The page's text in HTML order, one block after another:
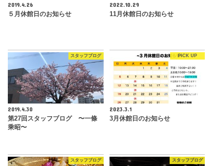
2019.4.26
５月休館日のお知らせ
2022.10.29
11月休館日のお知らせ
スタッフブログ
2019.4.30
第27回スタッフブログ 〜一條
乘昭〜
PICK UP
2023.3.1
3月休館日のお知らせ
スタッフブログ スタッフブログ